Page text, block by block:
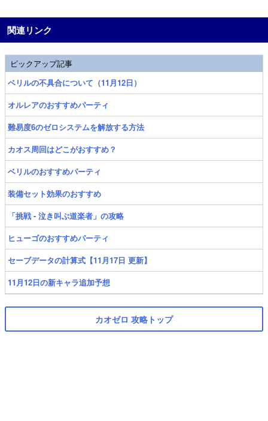
関連リンク
ピックアップ記事
ベリルの不具合について（11月12日）
オルレアのおすすめパーティ
難易度6のゼロシステムを解放する方法
カオス周回はどこがおすすめ？
ベリルのおすすめパーティ
装備セット効果のおすすめ
「挑戦 - 泣き叫ぶ道楽者」の攻略
ヒューゴのおすすめパーティ
セーブデータの計算式【11月17日 更新】
11月12日の新キャラ追加予想
カオゼロ 攻略トップ